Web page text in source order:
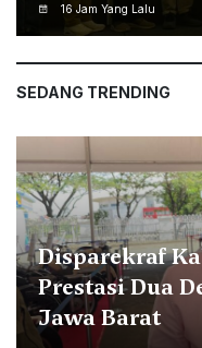
16 Jam Yang Lalu
SEDANG TRENDING
Disparekraf
Prestasi Dua
Jawa Barat